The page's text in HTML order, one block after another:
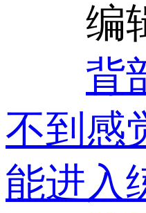
编辑
背
不到感
能进入